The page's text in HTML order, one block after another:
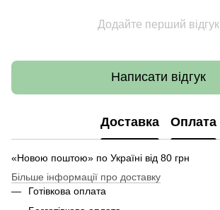
Додайте перший відгук
Написати відгук
Доставка Оплата
«Новою поштою» по Україні від 80 грн
Більше інформації про доставку
Готівкова оплата